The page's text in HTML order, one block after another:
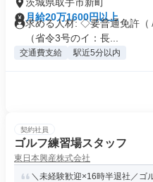
月給20万1600円以上
求める人材: ◇要普通免許
（省令3号のイ：長...
交通費支給 駅近5分以内
契約社員
ゴルフ練習場スタッフ
東日本興産株式会社
＼未経験歓迎×16時半退社／ゴ